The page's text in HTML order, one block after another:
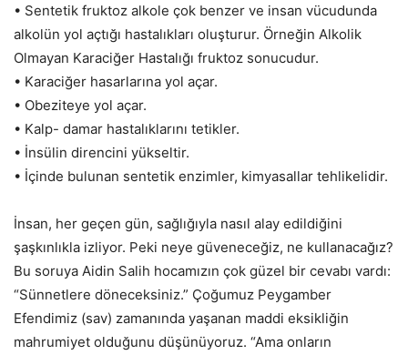
• Sentetik fruktoz alkole çok benzer ve insan vücudunda
alkolün yol açtığı hastalıkları oluşturur. Örneğin Alkolik
Olmayan Karaciğer Hastalığı fruktoz sonucudur.
• Karaciğer hasarlarına yol açar.
• Obeziteye yol açar.
• Kalp- damar hastalıklarını tetikler.
• İnsülin direncini yükseltir.
• İçinde bulunan sentetik enzimler, kimyasallar tehlikelidir.
İnsan, her geçen gün, sağlığıyla nasıl alay edildiğini
şaşkınlıkla izliyor. Peki neye güveneceğiz, ne kullanacağız?
Bu soruya Aidin Salih hocamızın çok güzel bir cevabı vardı:
“Sünnetlere döneceksiniz.” Çoğumuz Peygamber
Efendimiz (sav) zamanında yaşanan maddi eksikliğin
mahrumiyet olduğunu düşünüyoruz. “Ama onların